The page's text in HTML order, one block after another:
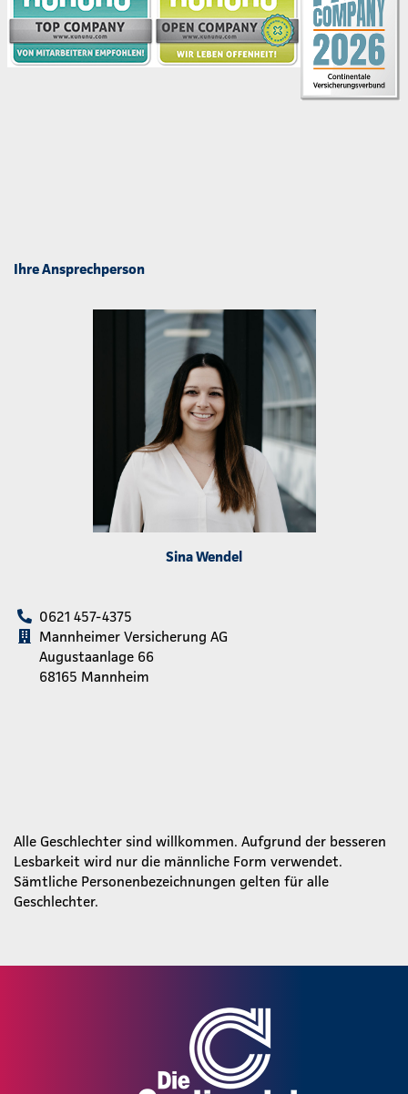
Ihre Ansprechperson
Sina Wendel
0621 457-4375
Mannheimer Versicherung AG
Augustaanlage 66
68165 Mannheim
Alle Geschlechter sind willkommen. Aufgrund der besseren
Lesbarkeit wird nur die männliche Form verwendet.
Sämtliche Personenbezeichnungen gelten für alle
Geschlechter.